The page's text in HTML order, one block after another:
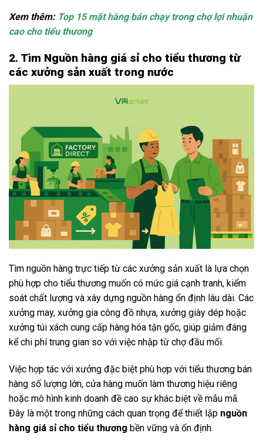
Xem thêm: Top 15 mặt hàng bán chạy trong chợ lợi nhuận
cao cho tiểu thương
2. Tìm Nguồn hàng giá sỉ cho tiểu thương từ
các xưởng sản xuất trong nước
Tìm nguồn hàng trực tiếp từ các xưởng sản xuất là lựa chọn
phù hợp cho tiểu thương muốn có mức giá cạnh tranh, kiểm
soát chất lượng và xây dựng nguồn hàng ổn định lâu dài. Các
xưởng may, xưởng gia công đồ nhựa, xưởng giày dép hoặc
xưởng túi xách cung cấp hàng hóa tận gốc, giúp giảm đáng
kể chi phí trung gian so với việc nhập từ chợ đầu mối.
Việc hợp tác với xưởng đặc biệt phù hợp với tiểu thương bán
hàng số lượng lớn, cửa hàng muốn làm thương hiệu riêng
hoặc mô hình kinh doanh đề cao sự khác biệt về mẫu mã.
Đây là một trong những cách quan trọng để thiết lập nguồn
hàng giá sỉ cho tiểu thương bền vững và ổn định.